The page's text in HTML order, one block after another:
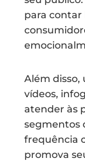
para contar
Além disso,
vídeos,
atender às
segmentos
frequência
promova